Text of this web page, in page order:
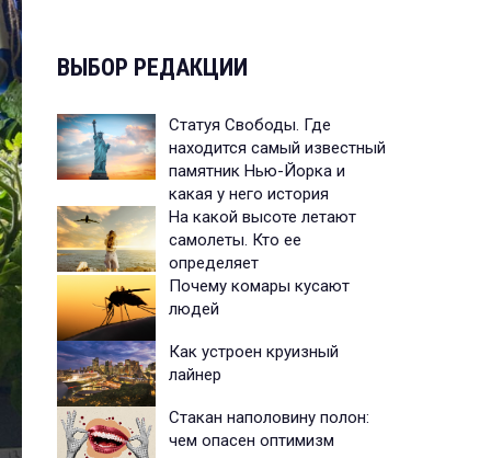
ВЫБОР РЕДАКЦИИ
Статуя Свободы. Где
находится самый известный
памятник Нью-Йорка и
какая у него история
На какой высоте летают
самолеты. Кто ее
определяет
Почему комары кусают
людей
Как устроен круизный
лайнер
Стакан наполовину полон:
чем опасен оптимизм